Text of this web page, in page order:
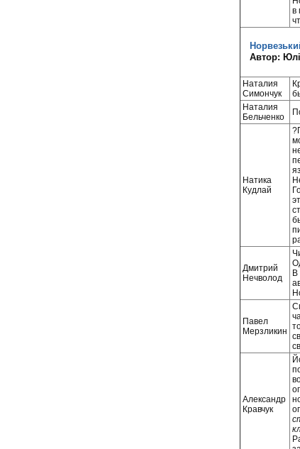
в
Автор:
Наталия
Симончук
Наталия
Бельченко
Натика
Кудлай
Дмитрий
Нечволод
В
Павел
Мерзликин
Александр
Кравчук